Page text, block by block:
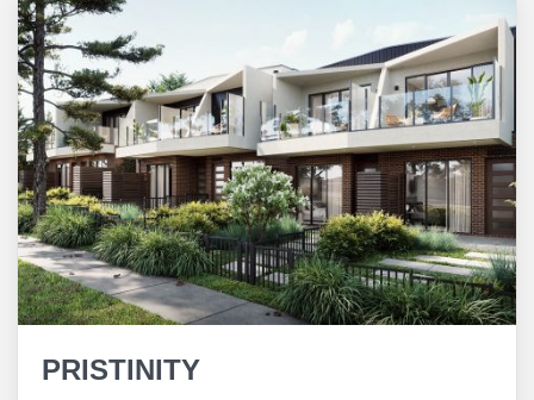
PRISTINITY